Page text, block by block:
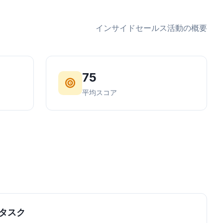
インサイドセールス活動の概要
75
平均スコア
スク